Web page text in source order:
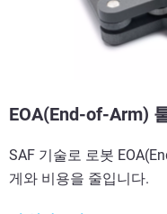
EOA(End-of-Arm)
SAF 기술로 로봇
게와 비용을 줄입니다.